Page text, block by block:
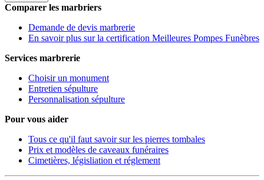
Comparer les marbriers
Demande de devis marbrerie
En savoir plus sur la certification Meilleures Pompes Funèbres
Services marbrerie
Choisir un monument
Entretien sépulture
Personnalisation sépulture
Pour vous aider
Tous ce qu'il faut savoir sur les pierres tombales
Prix et modèles de caveaux funéraires
Cimetières, législiation et réglement